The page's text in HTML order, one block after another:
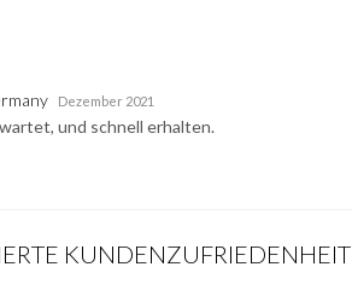
Dezember 2021
und schnell erhalten.
KUNDENZUFRIEDENHEIT